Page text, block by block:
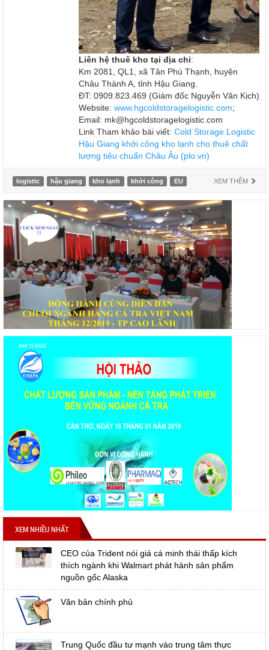
Liên hệ thuê kho tại địa chỉ:
Km 2081, QL1, xã Tân Phú Thạnh, huyện
Châu Thành A, tỉnh Hậu Giang.
ĐT: 0909.823.469 (Giám đốc Nguyễn Văn Kịch)
Website: www.hgcoldstoragelogistic.com;
Email: mk@hgcoldstoragelogistic.com
Link Tham khảo bài viết: Cold Storage Logistic
Hậu Giang khởi công kho lạnh cho thuê chất
lượng tiêu chuẩn Châu Âu (plo.vn)
logistic hậu giang kho lạnh khởi công EU XEM THÊM
XEM NHIỀU NHẤT
CEO của Trident nói giá cá minh thái thấp kích
thích ngành khi Walmart phát hành sản phẩm
nguồn gốc Alaska
Văn bản chính phủ
Trung Quốc đầu tư mạnh vào trung tâm thực